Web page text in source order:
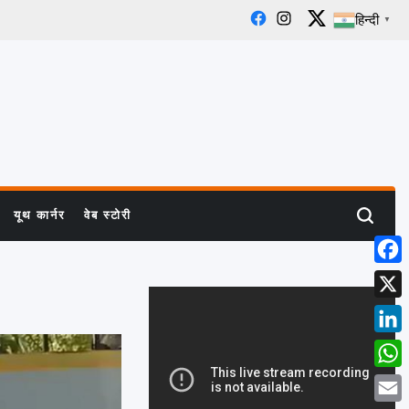
Facebook
Instagram
X हिन्दी ▼
यूथ कार्नर वेब स्टोरी Search
X